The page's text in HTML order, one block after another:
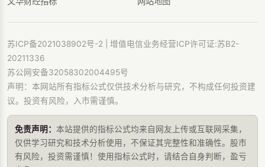
苏ICP备2021038902号-2 | 增值电信业务经营ICP许可证:苏B2-
20211336
苏公网安备32058302004495号
声明：本网站所有指标公式仅供技术分析与研究，不构成任何投资建
议。投资有风险，入市需谨慎。
免责声明： 本站提供的指标公式均来自网友上传或互联网采集，
仅供学习研究和技术分析使用，不保证其完整性和准确性。股市
有风险，投资需谨慎！使用指标公式时，请结合自身判断，盈亏